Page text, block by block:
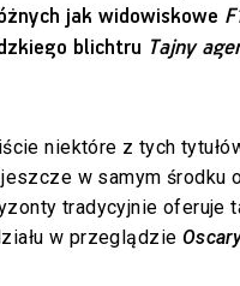
jak widowiskowe
blichtru Tajny
niektóre z tych
w samym środku
tradycyjnie oferuje
w przeglądzie